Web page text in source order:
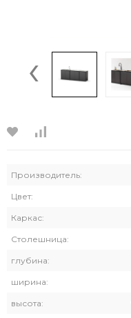
‹
Производитель:
Цвет:
Каркас:
Столешница:
глубина:
ширина:
высота: